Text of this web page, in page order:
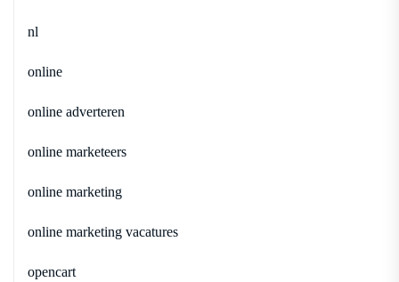
nl
online
online adverteren
online marketeers
online marketing
online marketing vacatures
opencart